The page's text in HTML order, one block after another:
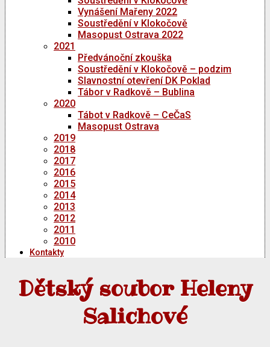
Vynášení Mařeny 2022
Soustředění v Klokočově
Masopust Ostrava 2022
2021
Předvánoční zkouška
Soustředění v Klokočově – podzim
Slavnostní otevření DK Poklad
Tábor v Radkově – Bublina
2020
Tábot v Radkově – CeČaS
Masopust Ostrava
2019
2018
2017
2016
2015
2014
2013
2012
2011
2010
Kontakty
Dětský soubor Heleny
Salichové